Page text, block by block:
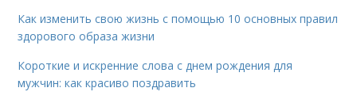
Как изменить свою жизнь с помощью 10 основных правил
здорового образа жизни
Короткие и искренние слова с днем рождения для
мужчин: как красиво поздравить